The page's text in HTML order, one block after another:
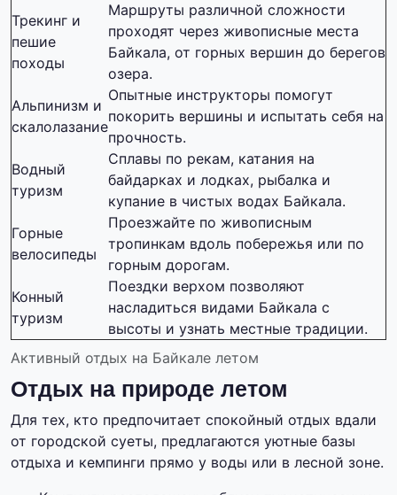
Активный отдых на Байкале летом
Трекинг и
пешие
походы
Маршруты различной сложности
проходят через живописные места
Байкала, от горных вершин до берегов
озера.
Альпинизм и
скалолазание
Опытные инструкторы помогут
покорить вершины и испытать себя на
прочность.
Водный
туризм
Сплавы по рекам, катания на
байдарках и лодках, рыбалка и
купание в чистых водах Байкала.
Горные
велосипеды
Проезжайте по живописным
тропинкам вдоль побережья или по
горным дорогам.
Конный
туризм
Поездки верхом позволяют
насладиться видами Байкала с
высоты и узнать местные традиции.
Отдых на природе летом
Для тех, кто предпочитает спокойный отдых вдали
от городской суеты, предлагаются уютные базы
отдыха и кемпинги прямо у воды или в лесной зоне.